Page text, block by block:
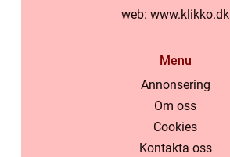
web: www.klikko.dk
Menu
Annonsering
Om oss
Cookies
Kontakta oss